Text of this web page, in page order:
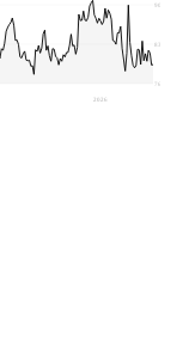
761
833,25
905,5
2026